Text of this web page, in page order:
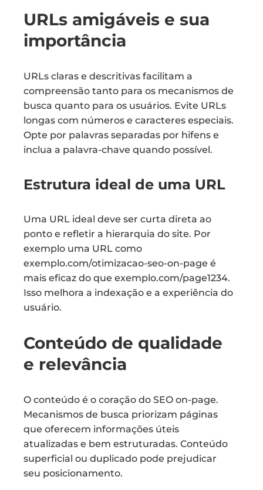
URLs amigáveis e sua
importância
URLs claras e descritivas facilitam a
compreensão tanto para os mecanismos de
busca quanto para os usuários. Evite URLs
longas com números e caracteres especiais.
Opte por palavras separadas por hifens e
inclua a palavra-chave quando possível.
Estrutura ideal de uma URL
Uma URL ideal deve ser curta direta ao
ponto e refletir a hierarquia do site. Por
exemplo uma URL como
exemplo.com/otimizacao-seo-on-page é
mais eficaz do que exemplo.com/page1234.
Isso melhora a indexação e a experiência do
usuário.
Conteúdo de qualidade
e relevância
O conteúdo é o coração do SEO on-page.
Mecanismos de busca priorizam páginas
que oferecem informações úteis
atualizadas e bem estruturadas. Conteúdo
superficial ou duplicado pode prejudicar
seu posicionamento.